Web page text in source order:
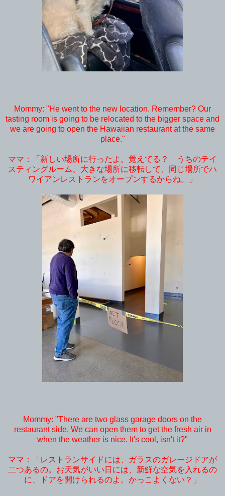
Mommy: "He went to the new location. Remember? Our
tasting room is going to be relocated to the bigger space and
we are going to open the Hawaiian restaurant at the same
place."
ママ：「新しい場所に行ったよ。覚えてる？ うちのテイ
スティングルーム、大きな場所に移転して、同じ場所でハ
ワイアンレストランをオープンするからね。」
Mommy: "There are two glass garage doors on the
restaurant side. We can open them to get the fresh air in
when the weather is nice. It's cool, isn't it?"
ママ：「レストランサイドには、ガラスのガレージドアが
二つあるの。お天気がいい日には、新鮮な空気を入れるの
に、ドアを開けられるのよ。かっこよくない？」